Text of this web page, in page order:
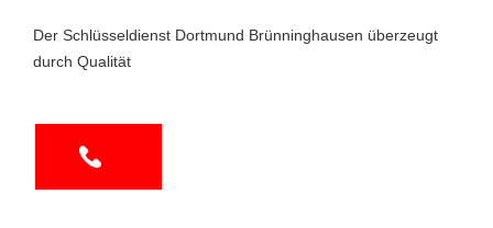
Der Schlüsseldienst Dortmund Brünninghausen überzeugt
durch Qualität